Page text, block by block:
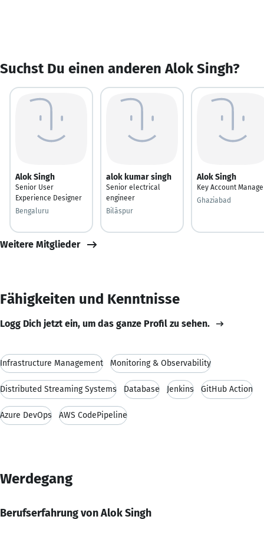
Suchst Du einen anderen Alok Singh?
Alok Singh
Senior User
Experience Designer
Bengaluru
alok kumar singh
Senior electrical
engineer
Bilāspur
Alok Singh
Key Account
Ghaziabad
Weitere Mitglieder
Fähigkeiten und Kenntnisse
Logg Dich jetzt ein, um das ganze Profil zu sehen.
Infrastructure Management Monitoring & Observability
Distributed Streaming Systems Database Jenkins GitHub Action
Azure DevOps AWS CodePipeline
Werdegang
Berufserfahrung von Alok Singh